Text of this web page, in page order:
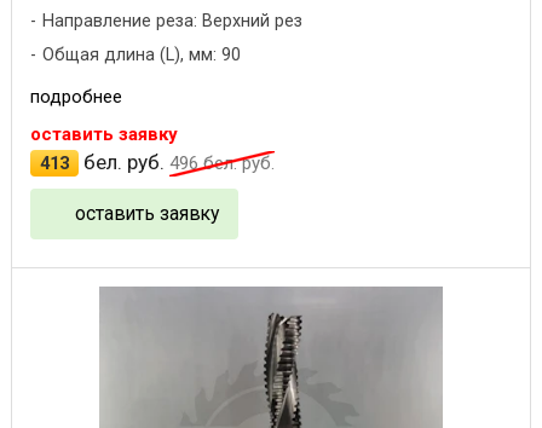
Направление реза: Верхний рез
Общая длина (L), мм: 90
подробнее
оставить заявку
413
бел. руб. 496бел. руб.
оставить заявку